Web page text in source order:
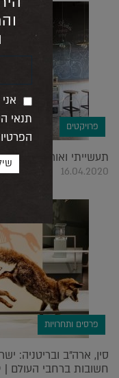
פרויקטים
תעשייתי ואורבני אבל
16.04.2020
פרסים ותחרויות
סין, ארה"ב ובריטניה:
חשובות ברחבי העולם |
תנאי